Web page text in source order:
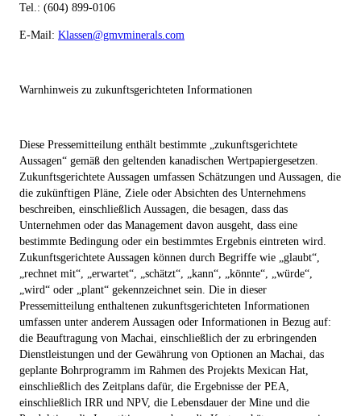
Tel.: (604) 899-0106
E-Mail: Klassen@gmvminerals.com
Warnhinweis zu zukunftsgerichteten Informationen
Diese Pressemitteilung enthält bestimmte „zukunftsgerichtete
Aussagen“ gemäß den geltenden kanadischen Wertpapiergesetzen.
Zukunftsgerichtete Aussagen umfassen Schätzungen und Aussagen, die
die zukünftigen Pläne, Ziele oder Absichten des Unternehmens
beschreiben, einschließlich Aussagen, die besagen, dass das
Unternehmen oder das Management davon ausgeht, dass eine
bestimmte Bedingung oder ein bestimmtes Ergebnis eintreten wird.
Zukunftsgerichtete Aussagen können durch Begriffe wie „glaubt“,
„rechnet mit“, „erwartet“, „schätzt“, „kann“, „könnte“, „würde“,
„wird“ oder „plant“ gekennzeichnet sein. Die in dieser
Pressemitteilung enthaltenen zukunftsgerichteten Informationen
umfassen unter anderem Aussagen oder Informationen in Bezug auf:
die Beauftragung von Machai, einschließlich der zu erbringenden
Dienstleistungen und der Gewährung von Optionen an Machai, das
geplante Bohrprogramm im Rahmen des Projekts Mexican Hat,
einschließlich des Zeitplans dafür, die Ergebnisse der PEA,
einschließlich IRR und NPV, die Lebensdauer der Mine und die